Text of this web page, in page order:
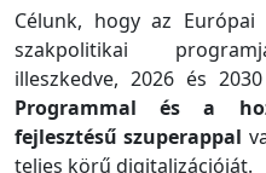
Célunk, hogy az
szakpolitikai
illeszkedve, 2026 és
Programmal és a
fejlesztésű szuperappal
teljes körű digitalizációját.